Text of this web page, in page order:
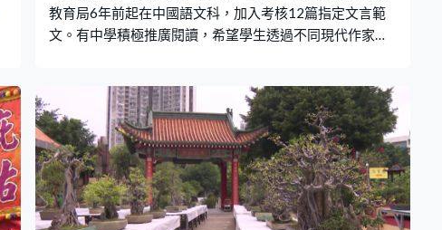
教育局6年前起在中國語文科，加入考核12篇指定文言範
文。有中學積極推廣閱讀，希望學生透過不同現代作家的
發。